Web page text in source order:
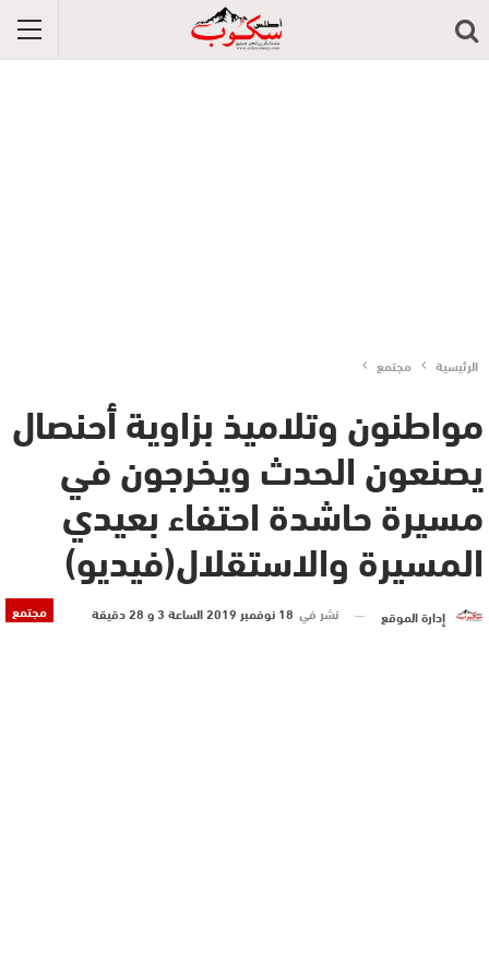
الرئيسية مجتمع
مواطنون وتلاميذ بزاوية أحنصال
يصنعون الحدث ويخرجون في
مسيرة حاشدة احتفاء بعيدي
المسيرة والاستقلال‎(فيديو)
مجتمع إدارة الموقع نشر في 18 نوفمبر 2019 الساعة 3 و 28 دقيقة